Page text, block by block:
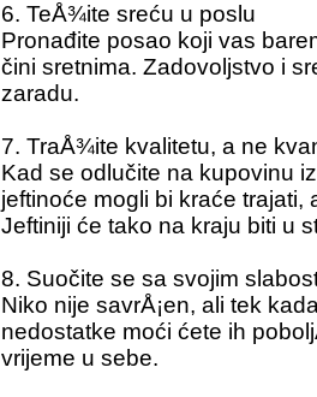
6. TeÅ¾ite sreću u poslu
Pronađite posao koji vas
čini sretnima. Zadovoljstvo i
zaradu.
7. TraÅ¾ite kvalitetu, a ne
Kad se odlučite na kupovinu
jeftinoće mogli bi kraće
Jeftiniji će tako na kraju biti u
8. Suočite se sa svojim
Niko nije savrÅ¡en, ali tek
nedostatke moći ćete ih
vrijeme u sebe.